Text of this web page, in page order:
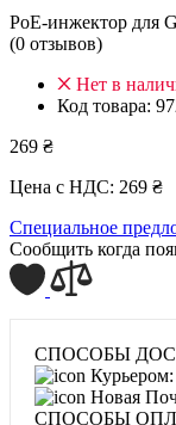
PoE-инжектор для
(0 отзывов)
Нет в
Код товара:
269 ₴
Цена с НДС: 269 ₴
Специальное
Сообщить когда
СПОСОБЫ
Курьером:
Новая
СПОСОБЫ